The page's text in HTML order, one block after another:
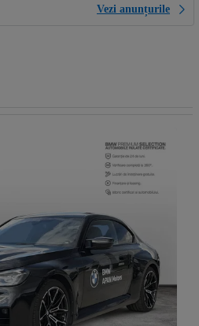
Vezi anunțurile